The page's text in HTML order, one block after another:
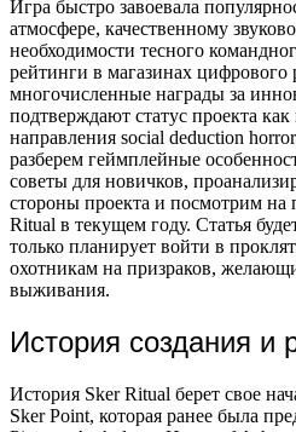
Игра быстро завоевала
атмосфере, качественному
необходимости тесного
рейтинги в магазинах цифрового
многочисленные награды за
подтверждают статус проекта
направления social deduction
разберем геймплейные
советы для новичков,
стороны проекта и посмотрим на
Ritual в текущем году. Статья
только планирует войти в
охотникам на призраков,
выживания.
История создания и
История Sker Ritual берет свое
Sker Point, которая ранее была